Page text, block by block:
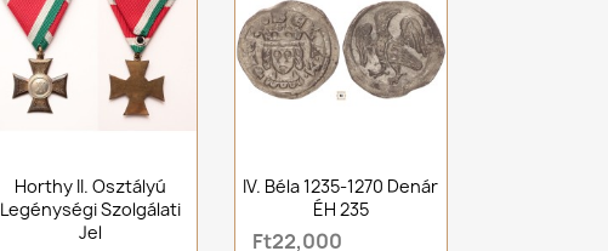
Horthy II. Osztályú
Legénységi Szolgálati
Jel
IV. Béla 1235-1270 Denár
ÉH 235
Ft22,000